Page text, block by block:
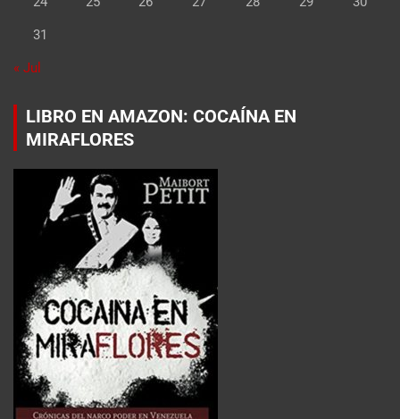
31
« Jul
LIBRO EN AMAZON: COCAÍNA EN
MIRAFLORES